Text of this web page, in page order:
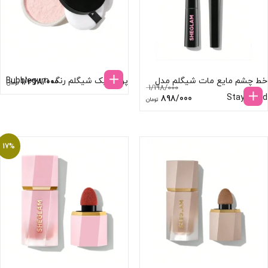
خط چشم مایع مات شیگلم مدل
Stay Inked
1/198/000
قیمت
898/000 تومانقیمت
پودر بیک شیگلم رنگ Bubblegum1/368/000 تومان
17%